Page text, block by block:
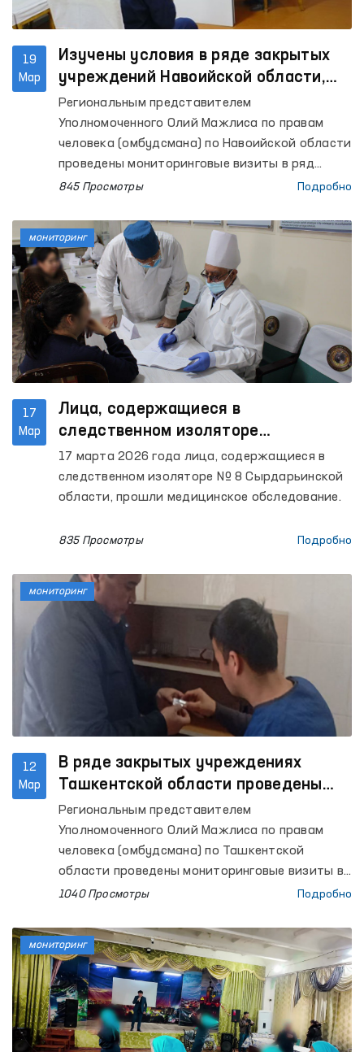
19
Мар
Изучены условия в ряде закрытых
учреждений Навоийской области,
приняты обращения
Региональным представителем
Уполномоченного Олий Мажлиса по правам
человека (омбудсмана) по Навоийской области
проведены мониторинговые визиты в ряд
закрытых учреждений, предназначенных для
передвижения.
845 Просмотры Подробно
17
Мар
Лица, содержащиеся в
следственном изоляторе
Сырдарьинской области, прошли
медицинское обследование
17 марта 2026 года лица, содержащиеся в
следственном изоляторе № 8 Сырдарьинской
области, прошли медицинское обследование.
835 Просмотры Подробно
мониторинг
12
Мар
В ряде закрытых учреждениях
Ташкентской области проведены
мониторинговые визиты
Региональным представителем
Уполномоченного Олий Мажлиса по правам
человека (омбудсмана) по Ташкентской
области проведены мониторинговые визиты в
Изоляторы временного содержания (ИВС) УВД
города Чирчика, межрайонные пункты
оказания медицинской помощи лицам,
находящимся в состоянии опьянения
(вытрезвители) г.Чирчика, Ташкентского и
Букинского районов, колонию исполнения
наказания №7 Бастанлыкского района,
1040 Просмотры Подробно
мониторинг
мониторинг